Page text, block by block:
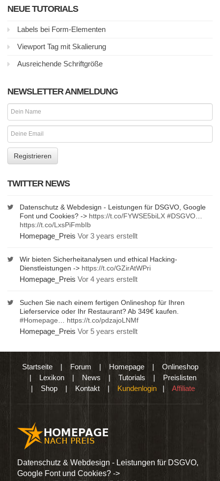
NEUE TUTORIALS
Labels bei Form-Elementen
Viewport Tag mit Skalierung
Ausreichende Schriftgröße
NEWSLETTER ANMELDUNG
TWITTER NEWS
Datenschutz & Webdesign - Leistungen für DSGVO, Google
Font und Cookies? -> https://t.co/FYWSE5biLX #DSGVO
https://t.co/LxsPiFmbIb
Homepage_Preis Vor 3 years erstellt
Wir bieten Sicherheitanalysen und ethical Hacking-
Dienstleistungen -> https://t.co/GZirAtWPri
Homepage_Preis Vor 4 years erstellt
Suchen Sie nach einem fertigen Onlineshop für Ihren
Lieferservice oder Ihr Restaurant? Ab 349€ kaufen.
#Homepage
https://t.co/pdzajoLNMf
Homepage_Preis Vor 5 years erstellt
Startseite| Forum | Homepage| Onlineshop
| Lexikon | News | Tutorials | Preislisten
| Shop | Kontakt | Kundenlogin | Affiliate
Datenschutz & Webdesign - Leistungen für DSGVO,
Google Font und Cookies? ->